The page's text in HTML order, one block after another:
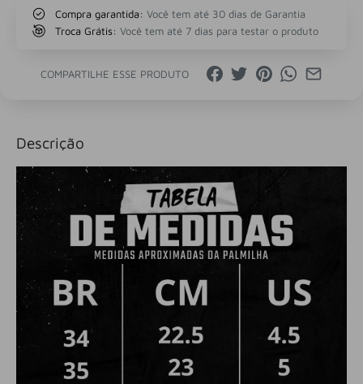
Compra garantida: Você tem até 30 dias de Garantia
Troca Grátis: Você tem até 7 dias para testar o produto
COMPARTILHE ESSE PRODUTO
Descrição